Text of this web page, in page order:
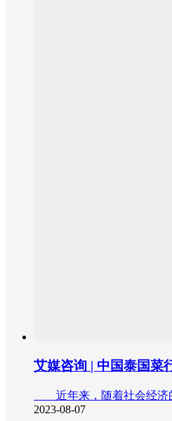
艾媒咨询 | 中国泰国菜
近年来，随着社会经济的
2023-08-07